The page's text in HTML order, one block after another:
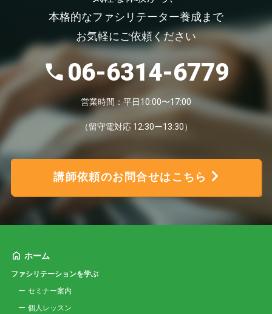
本格的なファシリテーター養成まで
お気軽にご依頼ください
06-6314-6779
営業時間：平日10:00〜17:00
（留守電対応 12:30ー13:30）
講師依頼のお問合せはこちら
ホーム
ファシリテーションを学ぶ
セミナー案内
個人レッスン